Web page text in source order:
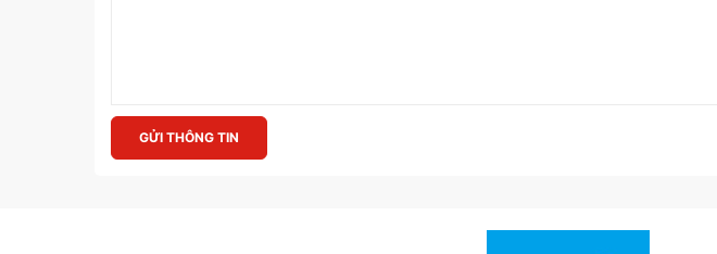
GỬI THÔNG TIN